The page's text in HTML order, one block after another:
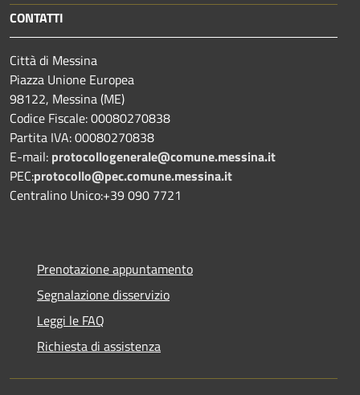
CONTATTI
Città di Messina
Piazza Unione Europea
98122, Messina (ME)
Codice Fiscale: 00080270838
Partita IVA: 00080270838
E-mail: protocollogenerale@comune.messina.it
PEC:protocollo@pec.comune.messina.it
Centralino Unico:+39 090 7721
Prenotazione appuntamento
Segnalazione disservizio
Leggi le FAQ
Richiesta di assistenza